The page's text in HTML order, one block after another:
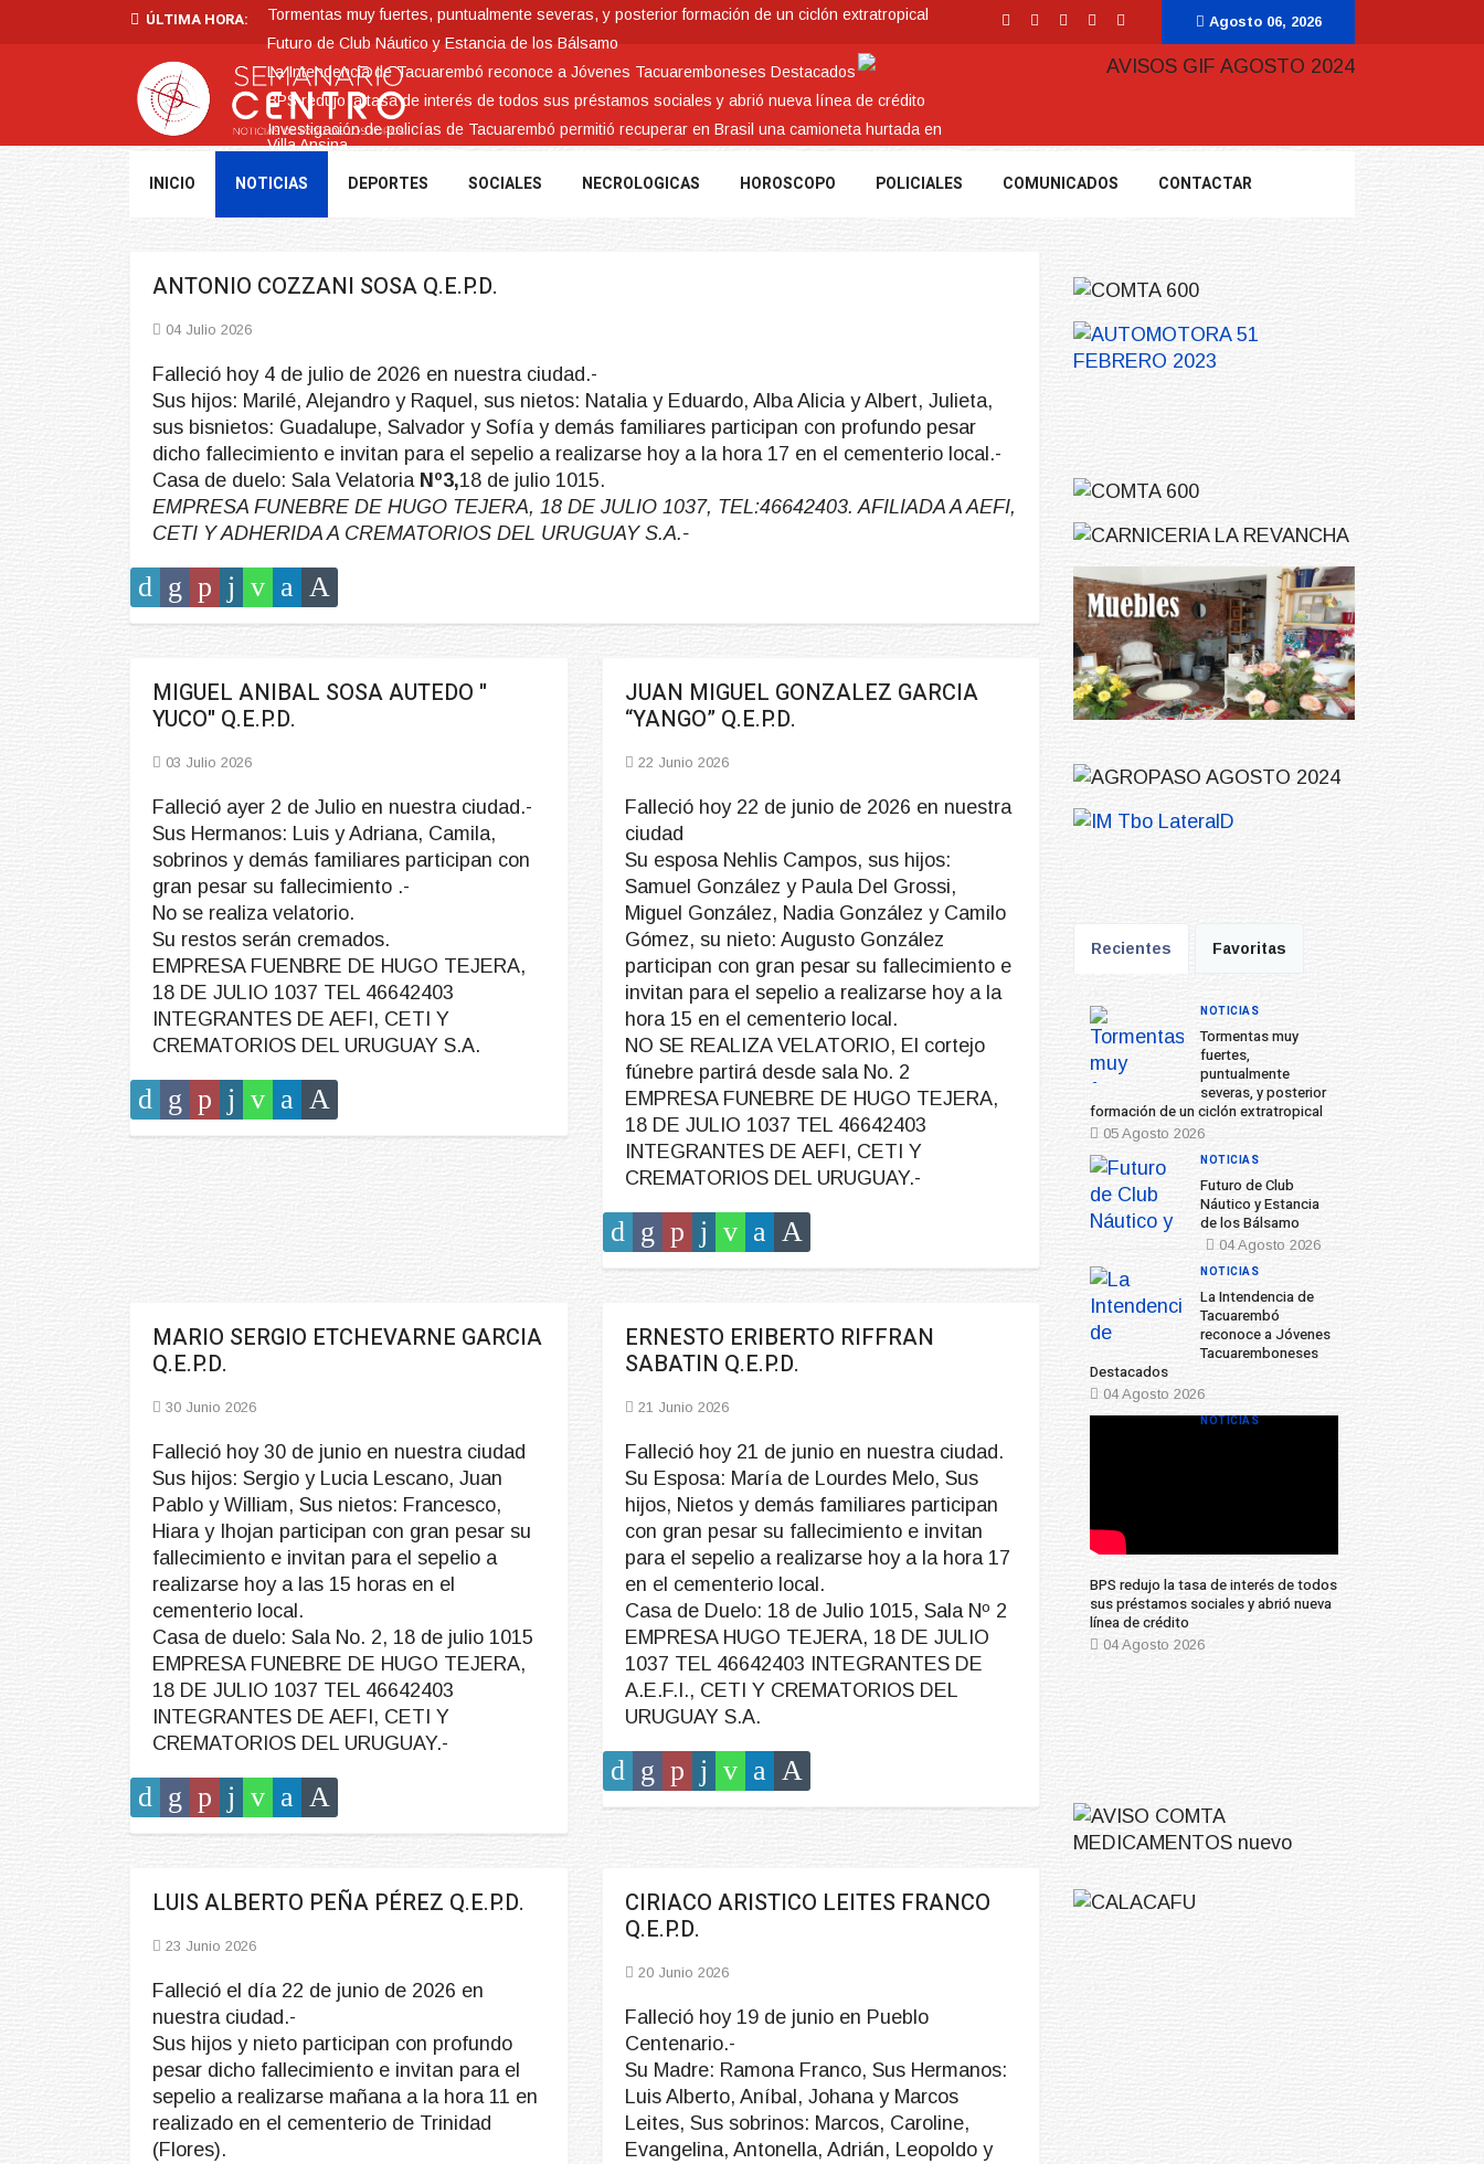
ÚLTIMA HORA:
Tormentas muy fuertes, puntualmente severas, y posterior formación de un ciclón extratropical
Futuro de Club Náutico y Estancia de los Bálsamo
La Intendencia de Tacuarembó reconoce a Jóvenes Tacuaremboneses Destacados
BPS redujo la tasa de interés de todos sus préstamos sociales y abrió nueva línea de crédito
Investigación de policías de Tacuarembó permitió recuperar en Brasil una camioneta hurtada en
Villa Ansina
Agosto 06, 2026
INICIO NOTICIAS DEPORTES SOCIALES NECROLOGICAS HOROSCOPO POLICIALES COMUNICADOS CONTACTAR
ANTONIO COZZANI SOSA Q.E.P.D.
04 Julio 2026
Falleció hoy 4 de julio de 2026 en nuestra ciudad.-
Sus hijos: Marilé, Alejandro y Raquel, sus nietos: Natalia y Eduardo, Alba Alicia y Albert, Julieta,
sus bisnietos: Guadalupe, Salvador y Sofía y demás familiares participan con profundo pesar
dicho fallecimiento e invitan para el sepelio a realizarse hoy a la hora 17 en el cementerio local.-
Casa de duelo: Sala VelatoriaNº3,18 de julio 1015.
EMPRESA FUNEBRE DE HUGO TEJERA, 18 DE JULIO 1037, TEL:46642403. AFILIADA A AEFI,
CETI Y ADHERIDA A CREMATORIOS DEL URUGUAY S.A.-
MIGUEL ANIBAL SOSA AUTEDO "
YUCO" Q.E.P.D.
03 Julio 2026
Falleció ayer 2 de Julio en nuestra ciudad.-
Sus Hermanos: Luis y Adriana, Camila,
sobrinos y demás familiares participan con
gran pesar su fallecimiento .-
No se realiza velatorio.
Su restos serán cremados.
EMPRESA FUENBRE DE HUGO TEJERA,
18 DE JULIO 1037 TEL 46642403
INTEGRANTES DE AEFI, CETI Y
CREMATORIOS DEL URUGUAY S.A.
JUAN MIGUEL GONZALEZ GARCIA
“YANGO” Q.E.P.D.
22 Junio 2026
Falleció hoy 22 de junio de 2026 en nuestra
ciudad
Su esposa Nehlis Campos, sus hijos:
Samuel González y Paula Del Grossi,
Miguel González, Nadia González y Camilo
Gómez, su nieto: Augusto González
participan con gran pesar su fallecimiento e
invitan para el sepelio a realizarse hoy a la
hora 15 en el cementerio local.
NO SE REALIZA VELATORIO, El cortejo
fúnebre partirá desde sala No. 2
EMPRESA FUNEBRE DE HUGO TEJERA,
18 DE JULIO 1037 TEL 46642403
INTEGRANTES DE AEFI, CETI Y
CREMATORIOS DEL URUGUAY.-
MARIO SERGIO ETCHEVARNE GARCIA
Q.E.P.D.
30 Junio 2026
Falleció hoy 30 de junio en nuestra ciudad
Sus hijos: Sergio y Lucia Lescano, Juan
Pablo y William, Sus nietos: Francesco,
Hiara y Ihojan participan con gran pesar su
fallecimiento e invitan para el sepelio a
realizarse hoy a las 15 horas en el
cementerio local.
Casa de duelo: Sala No. 2, 18 de julio 1015
EMPRESA FUNEBRE DE HUGO TEJERA,
18 DE JULIO 1037 TEL 46642403
INTEGRANTES DE AEFI, CETI Y
CREMATORIOS DEL URUGUAY.-
ERNESTO ERIBERTO RIFFRAN
SABATIN Q.E.P.D.
21 Junio 2026
Falleció hoy 21 de junio en nuestra ciudad.
Su Esposa: María de Lourdes Melo, Sus
hijos, Nietos y demás familiares participan
con gran pesar su fallecimiento e invitan
para el sepelio a realizarse hoy a la hora 17
en el cementerio local.
Casa de Duelo: 18 de Julio 1015, Sala Nº 2
EMPRESA HUGO TEJERA, 18 DE JULIO
1037 TEL 46642403 INTEGRANTES DE
A.E.F.I., CETI Y CREMATORIOS DEL
URUGUAY S.A.
LUIS ALBERTO PEÑA PÉREZ Q.E.P.D.
23 Junio 2026
Falleció el día 22 de junio de 2026 en
nuestra ciudad.-
Sus hijos y nieto participan con profundo
pesar dicho fallecimiento e invitan para el
sepelio a realizarse mañana a la hora 11 en
realizado en el cementerio de Trinidad
(Flores).
CIRIACO ARISTICO LEITES FRANCO
Q.E.P.D.
20 Junio 2026
Falleció hoy 19 de junio en Pueblo
Centenario.-
Su Madre: Ramona Franco, Sus Hermanos:
Luis Alberto, Aníbal, Johana y Marcos
Leites, Sus sobrinos: Marcos, Caroline,
Evangelina, Antonella, Adrián, Leopoldo y
Recientes Favoritas
Tormentas muy
fuertes,
puntualmente
severas, y posterior
formación de un ciclón extratropical
05 Agosto 2026
NOTICIAS
Futuro de Club
Náutico y Estancia
de los Bálsamo
04 Agosto 2026
NOTICIAS
La Intendencia de
Tacuarembó
reconoce a Jóvenes
Tacuaremboneses
Destacados
04 Agosto 2026
NOTICIAS
BPS redujo la tasa de interés de todos
sus préstamos sociales y abrió nueva
línea de crédito
04 Agosto 2026
NOTICIAS